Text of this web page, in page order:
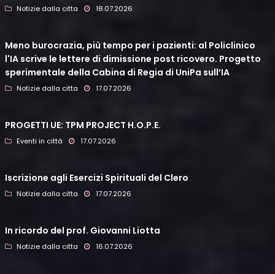
Notizie dalla citta 18.07.2026
Meno burocrazia, più tempo per i pazienti: al Policlinico
l'IA scrive le lettere di dimissione post ricovero. Progetto
sperimentale della Cabina di Regia di UniPa sull’IA
Notizie dalla citta 17.07.2026
PROGETTI UE: TPM PROJECT H.O.P.E.
Eventi in città 17.07.2026
Iscrizione agli Esercizi Spirituali del Clero
Notizie dalla citta 17.07.2026
In ricordo del prof. Giovanni Liotta
Notizie dalla citta 16.07.2026